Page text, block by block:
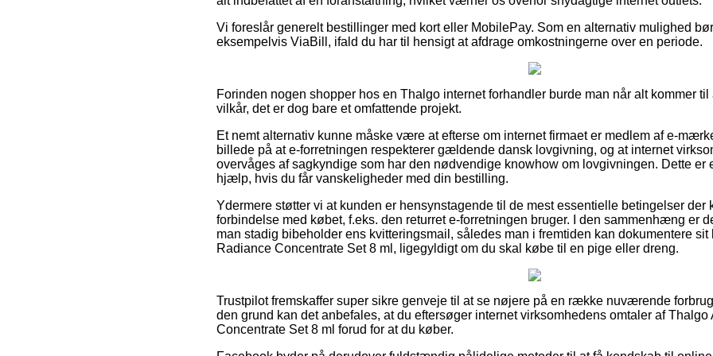
Vi foreslår generelt bestillinger med kort eller MobilePay. Som en alternativ mulighed
eksempelvis ViaBill, ifald du har til hensigt at afdrage omkostningerne over en periode.
Forinden nogen shopper hos en Thalgo internet forhandler burde man når alt kommer
vilkår, det er dog bare et omfattende projekt.
Et nemt alternativ kunne måske være at efterse om internet firmaet er medlem af e-
billede på at e-forretningen respekterer gældende dansk lovgivning, og at internet
overvåges af sagkyndige som har den nødvendige knowhow om lovgivningen. Dette er
hjælp, hvis du får vanskeligheder med din bestilling.
Ydermere støtter vi at kunden er hensynstagende til de mest essentielle betingelser
forbindelse med købet, f.eks. den returret e-forretningen bruger. I den sammenhæng er
man stadig bibeholder ens kvitteringsmail, således man i fremtiden kan dokumentere
Radiance Concentrate Set 8 ml, ligegyldigt om du skal købe til en pige eller dreng.
Trustpilot fremskaffer super sikre genveje til at se nøjere på en række nuværende
den grund kan det anbefales, at du eftersøger internet virksomhedens omtaler af
Concentrate Set 8 ml forud for at du køber.